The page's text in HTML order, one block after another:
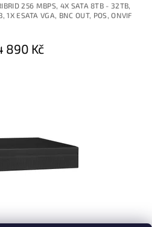
256 MBPS, 4X SATA 8TB - 32TB,
ESATA VGA, BNC OUT, POS, ONVIF
890 Kč